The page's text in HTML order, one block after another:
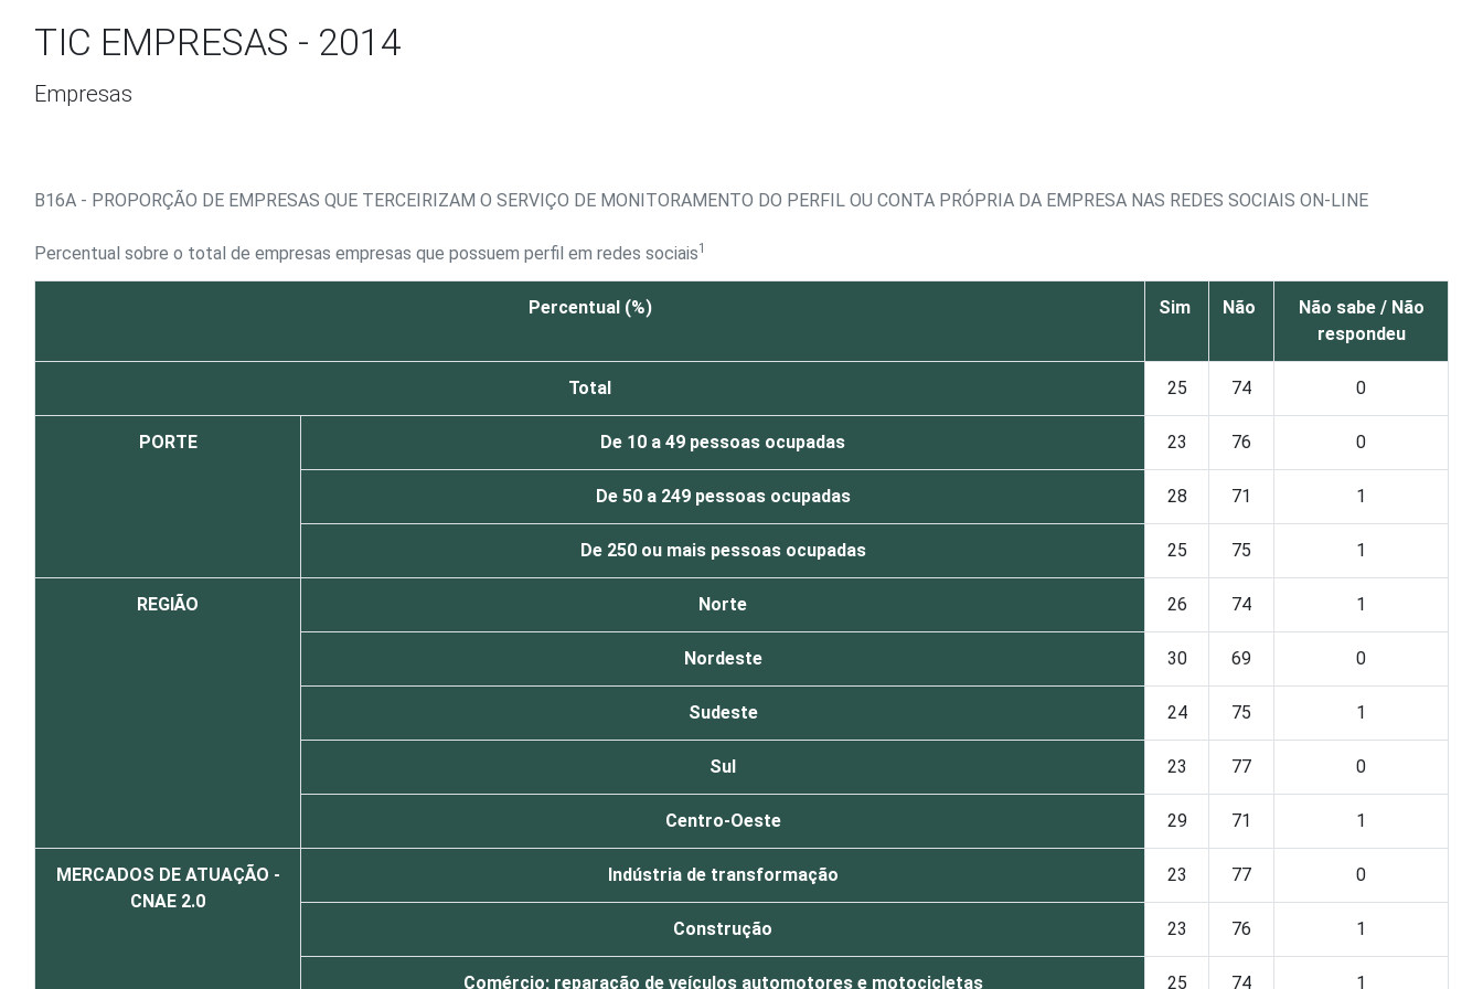
TIC EMPRESAS - 2014
Empresas
B16A - PROPORÇÃO DE EMPRESAS QUE TERCEIRIZAM O SERVIÇO DE MONITORAMENTO DO PERFIL OU CONTA PRÓPRIA DA EMPRESA NAS REDES SOCIAIS ON-LINE
Percentual sobre o total de empresas empresas que possuem perfil em redes sociais1
Percentual (%) Sim Não
Não sabe / Não
respondeu
Total 25 74 0
PORTE De 10 a 49 pessoas ocupadas 23 76 0
De 50 a 249 pessoas ocupadas 28 71 1
De 250 ou mais pessoas ocupadas 25 75 1
REGIÃO Norte 26 74 1
Nordeste 30 69 0
Sudeste 24 75 1
Sul 23 77 0
Centro-Oeste 29 71 1
MERCADOS DE ATUAÇÃO -
CNAE 2.0
Indústria de transformação 23 77 0
Construção 23 76 1
Comércio; reparação de veículos automotores e motocicletas 25 74 1